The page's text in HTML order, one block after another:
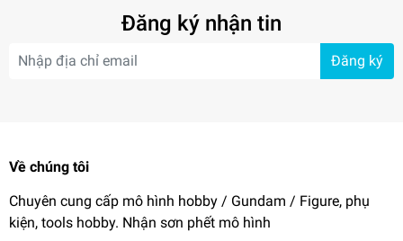
Đăng ký nhận tin
Đăng ký
Về chúng tôi
Chuyên cung cấp mô hình hobby / Gundam / Figure, phụ
kiện, tools hobby. Nhận sơn phết mô hình